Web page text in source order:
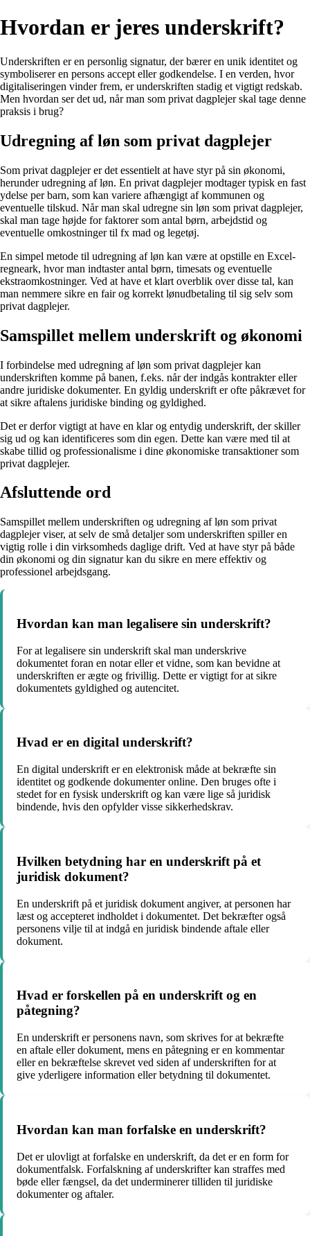
Hvordan er jeres underskrift?
Underskriften er en personlig signatur, der bærer en unik identitet og
symboliserer en persons accept eller godkendelse. I en verden, hvor
digitaliseringen vinder frem, er underskriften stadig et vigtigt redskab.
Men hvordan ser det ud, når man som privat dagplejer skal tage denne
praksis i brug?
Udregning af løn som privat dagplejer
Som privat dagplejer er det essentielt at have styr på sin økonomi,
herunder udregning af løn. En privat dagplejer modtager typisk en fast
ydelse per barn, som kan variere afhængigt af kommunen og
eventuelle tilskud. Når man skal udregne sin løn som privat dagplejer,
skal man tage højde for faktorer som antal børn, arbejdstid og
eventuelle omkostninger til fx mad og legetøj.
En simpel metode til udregning af løn kan være at opstille en Excel-
regneark, hvor man indtaster antal børn, timesats og eventuelle
ekstraomkostninger. Ved at have et klart overblik over disse tal, kan
man nemmere sikre en fair og korrekt lønudbetaling til sig selv som
privat dagplejer.
Samspillet mellem underskrift og økonomi
I forbindelse med udregning af løn som privat dagplejer kan
underskriften komme på banen, f.eks. når der indgås kontrakter eller
andre juridiske dokumenter. En gyldig underskrift er ofte påkrævet for
at sikre aftalens juridiske binding og gyldighed.
Det er derfor vigtigt at have en klar og entydig underskrift, der skiller
sig ud og kan identificeres som din egen. Dette kan være med til at
skabe tillid og professionalisme i dine økonomiske transaktioner som
privat dagplejer.
Afsluttende ord
Samspillet mellem underskriften og udregning af løn som privat
dagplejer viser, at selv de små detaljer som underskriften spiller en
vigtig rolle i din virksomheds daglige drift. Ved at have styr på både
din økonomi og din signatur kan du sikre en mere effektiv og
professionel arbejdsgang.
Hvordan kan man legalisere sin underskrift?
For at legalisere sin underskrift skal man underskrive
dokumentet foran en notar eller et vidne, som kan bevidne at
underskriften er ægte og frivillig. Dette er vigtigt for at sikre
dokumentets gyldighed og autencitet.
Hvad er en digital underskrift?
En digital underskrift er en elektronisk måde at bekræfte sin
identitet og godkende dokumenter online. Den bruges ofte i
stedet for en fysisk underskrift og kan være lige så juridisk
bindende, hvis den opfylder visse sikkerhedskrav.
Hvilken betydning har en underskrift på et
juridisk dokument?
En underskrift på et juridisk dokument angiver, at personen har
læst og accepteret indholdet i dokumentet. Det bekræfter også
personens vilje til at indgå en juridisk bindende aftale eller
dokument.
Hvad er forskellen på en underskrift og en
påtegning?
En underskrift er personens navn, som skrives for at bekræfte
en aftale eller dokument, mens en påtegning er en kommentar
eller en bekræftelse skrevet ved siden af underskriften for at
give yderligere information eller betydning til dokumentet.
Hvordan kan man forfalske en underskrift?
Det er ulovligt at forfalske en underskrift, da det er en form for
dokumentfalsk. Forfalskning af underskrifter kan straffes med
bøde eller fængsel, da det underminerer tilliden til juridiske
dokumenter og aftaler.